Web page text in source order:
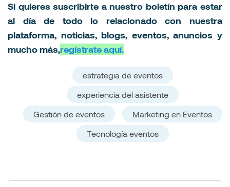
Si quieres suscribirte a nuestro boletín para estar
al día de todo lo relacionado con nuestra
plataforma, noticias, blogs, eventos, anuncios y
mucho más,regístrate aquí.
estrategia de eventos
experiencia del asistente
Gestión de eventos
Marketing en Eventos
Tecnología eventos